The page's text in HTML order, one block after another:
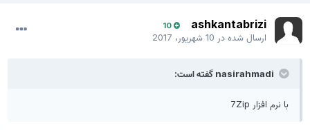
ashkantabrizi
10
ارسال شده در10 شهریور، 2017
nasirahmadi گفته است:
با نرم افزار 7Zip